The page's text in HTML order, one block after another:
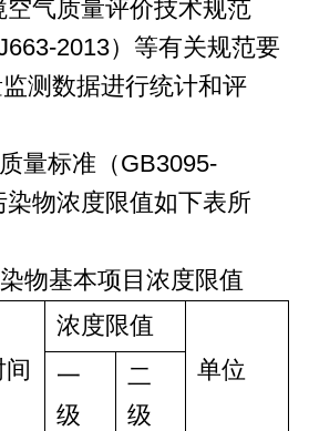
空气质量评价技术规范
2013）等有关规范要
测数据进行统计和评
标准（GB3095-
染物浓度限值如下表所
物基本项目浓度限值
浓度限值
单位
一
级
二
级